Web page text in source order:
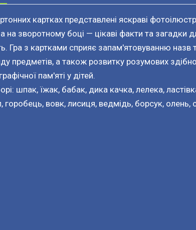
картках представлені яскраві
на зворотному боці — цікаві факти та загадки
Гра з картками сприяє запам'ятовуванню назв
предметів, а також розвитку розумових
пам'яті у дітей.
шпак, їжак, бабак, дика качка, лелека,
горобець, вовк, лисиця, ведмідь, борсук, олень,